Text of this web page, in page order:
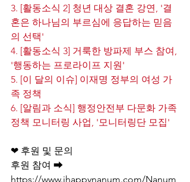
3. [활동소식 2] 청년 대상 결혼 강연, '결
혼은 하나님의 부르심에 응답하는 믿음
의 선택'
4. [활동소식 3] 거룩한 방파제 부스 참여,
'행동하는 프로라이프 지원'
5. [이 달의 이슈] 이재명 정부의 여성 가
족 정책
6. [알림과 소식] 행정안전부 다문화 가족
정책 모니터링 사업, '모니터링단 모집'
❤ 후원 및 문의
후원 참여 ➡
https://www.ihappynanum.com/Nanum